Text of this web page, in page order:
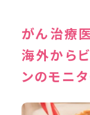
がん治療
海外から
ンのモニタ